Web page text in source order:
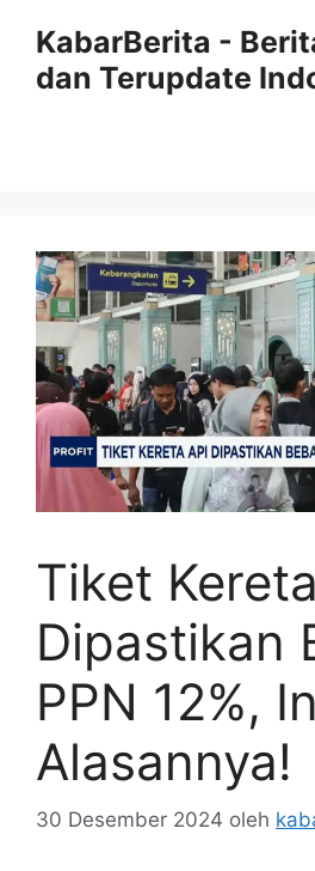
KabarBerita -
dan Terupdate
Tiket
Dipastikan
PPN 12%,
Alasannya!
30 Desember 2024 oleh